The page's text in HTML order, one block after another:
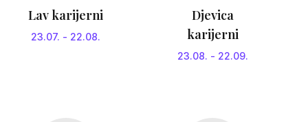
Lav karijerni
23.07. - 22.08.
Djevica
karijerni
23.08. - 22.09.